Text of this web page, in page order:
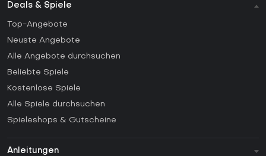
Deals & Spiele
Top-Angebote
Neuste Angebote
Alle Angebote durchsuchen
Beliebte Spiele
Kostenlose Spiele
Alle Spiele durchsuchen
Spieleshops & Gutscheine
Anleitungen